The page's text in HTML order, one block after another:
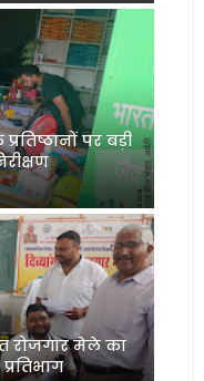
पर बड़ी
रोजगार मेले का